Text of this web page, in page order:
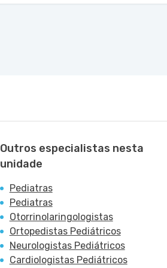
Outros especialistas nesta
unidade
Pediatras
Pediatras
Otorrinolaringologistas
Ortopedistas Pediátricos
Neurologistas Pediátricos
Cardiologistas Pediátricos